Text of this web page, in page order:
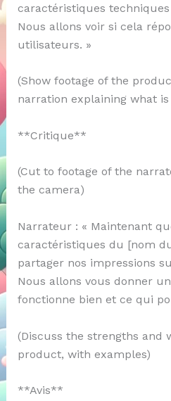
caractéristiques
Nous allons voir si cela
utilisateurs. »
(Show footage of the
narration explaining what
**Critique**
(Cut to footage of the
the camera)
Narrateur : « Maintenant
caractéristiques du [nom
partager nos impressions
Nous allons vous donner
fonctionne bien et ce qui
(Discuss the strengths and
product, with examples)
**Avis**